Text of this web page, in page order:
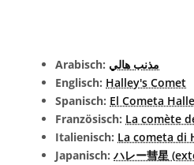
Arabisch: مذنب هالي
Englisch: Halley's Comet
Spanisch: El Cometa
Französisch: La comète
Italienisch: La cometa di
Japanisch:ハレー彗星